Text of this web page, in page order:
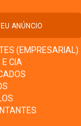
ANÚNCIO
(EMPRESARIAL)
E CIA